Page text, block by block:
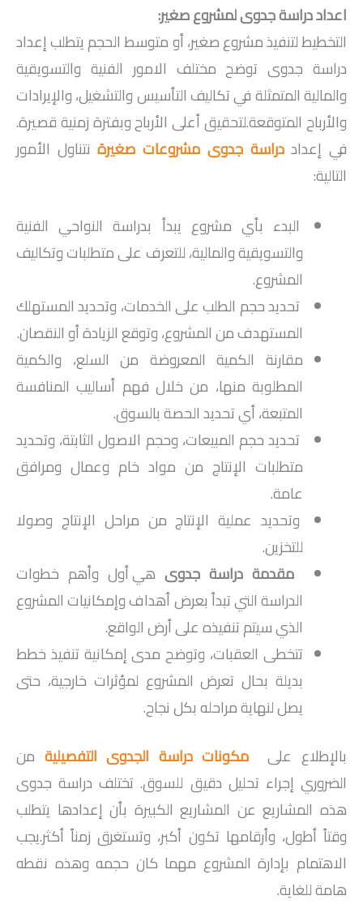
اعداد دراسة جدوى لمشروع صغير:
التخطيط لتنفيذ مشروع صغير، أو متوسط الحجم يتطلب إعداد
دراسة جدوى توضح مختلف الامور الفنية والتسويقية
والمالية المتمثلة في تكاليف التأسيس والتشغيل، والإيرادات
والأرباح المتوقعة.لتحقيق أعلى الأرباح وبفترة زمنية قصيرة.
في إعداددراسة جدوى مشروعات صغيرة نتناول الأمور
التالية:
البدء بأي مشروع يبدأ بدراسة النواحي الفنية
والتسويقية والمالية، للتعرف على متطلبات وتكاليف
المشروع.
تحديد حجم الطلب على الخدمات، وتحديد المستهلك
المستهدف من المشروع، وتوقع الزيادة أو النقصان.
مقارنة الكمية المعروضة من السلع، والكمية
المطلوبة منها، من خلال فهم أساليب المنافسة
المتبعة، أي تحديد الحصة بالسوق.
تحديد حجم المبيعات، وحجم الاصول الثابتة، وتحديد
متطلبات الإنتاج من مواد خام وعمال ومرافق
عامة.
وتحديد عملية الإنتاج من مراحل الإنتاج وصولا
للتخزين.
مقدمة دراسة جدوى هي أول وأهم خطوات
الدراسة التي تبدأ بعرض أهداف وإمكانيات المشروع
الذي سيتم تنفيذه على أرض الواقع.
تتخطى العقبات، وتوضح مدى إمكانية تنفيذ خطط
بديلة بحال تعرض المشروع لمؤثرات خارجية، حتى
يصل لنهاية مراحله بكل نجاح.
بالإطلاع على مكونات دراسة الجدوى التفصيلية من
الضروري إجراء تحليل دقيق للسوق. تختلف دراسة جدوى
هذه المشاريع عن المشاريع الكبيرة بأن إعدادها يتطلب
وقتاً أطول، وأرقامها تكون أكبر، وتستغرق زمناً أكثر.يجب
الاهتمام بإدارة المشروع مهما كان حجمه وهذه نقطه
هامة للغاية.